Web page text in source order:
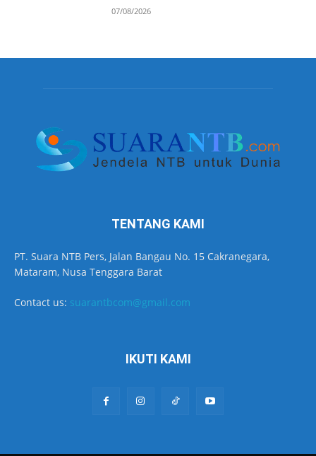
07/08/2026
TENTANG KAMI
PT. Suara NTB Pers, Jalan Bangau No. 15 Cakranegara,
Mataram, Nusa Tenggara Barat
Contact us: suarantbcom@gmail.com
IKUTI KAMI